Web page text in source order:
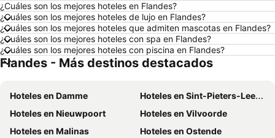
Hoteles en Temuco
Hoteles en Puerto Montt
Hoteles en Las Vegas
Hoteles en Calama
Hoteles en Búzios
Hoteles en São Paulo
Hoteles en Brasil
Hoteles en Isla de Pascua
Hoteles en Chiloé
Hoteles en Girona
Hoteles en Chile
Hoteles en Costa Rica
Hoteles en Asunción
Hoteles en Provincia de Iquique
¿Cuáles son los mejores hoteles en Flandes?
¿Cuáles son los mejores hoteles de lujo en Flandes?
¿Cuáles son los mejores hoteles que admiten mascotas en Flandes?
¿Cuáles son los mejores hoteles con spa en Flandes?
¿Cuáles son los mejores hoteles con piscina en Flandes?
Flandes - Más destinos destacados
Hoteles en Damme
Hoteles en Sint-Pieters-Leeuw
Hoteles en Nieuwpoort
Hoteles en Vilvoorde
Hoteles en Malinas
Hoteles en Ostende